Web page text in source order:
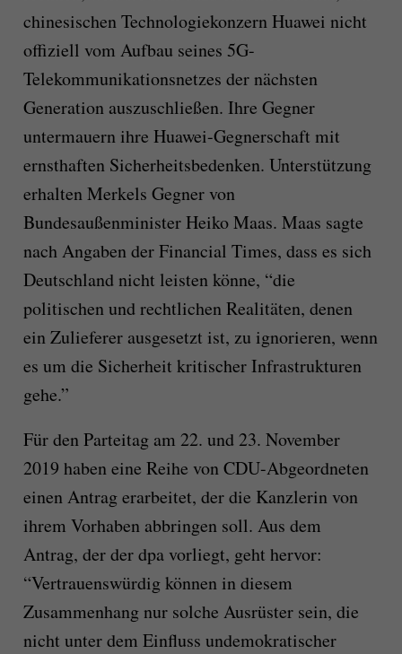
chinesischen Technologiekonzern Huawei nicht
offiziell vom Aufbau seines 5G-
Telekommunikationsnetzes der nächsten
Generation auszuschließen. Ihre Gegner
untermauern ihre Huawei-Gegnerschaft mit
ernsthaften Sicherheitsbedenken. Unterstützung
erhalten Merkels Gegner von
Bundesaußenminister Heiko Maas. Maas sagte
nach Angaben der Financial Times, dass es sich
Deutschland nicht leisten könne, “die
politischen und rechtlichen Realitäten, denen
ein Zulieferer ausgesetzt ist, zu ignorieren, wenn
es um die Sicherheit kritischer Infrastrukturen
gehe.”
Für den Parteitag am 22. und 23. November
2019 haben eine Reihe von CDU-Abgeordneten
einen Antrag erarbeitet, der die Kanzlerin von
ihrem Vorhaben abbringen soll. Aus dem
Antrag, der der dpa vorliegt, geht hervor:
“Vertrauenswürdig können in diesem
Zusammenhang nur solche Ausrüster sein, die
nicht unter dem Einfluss undemokratischer